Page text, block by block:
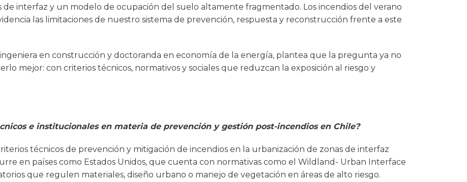
de interfaz y un modelo de ocupación del suelo altamente fragmentado. Los incendios del verano
las limitaciones de nuestro sistema de prevención, respuesta y reconstrucción frente a este
en construcción y doctoranda en economía de la energía, plantea que la pregunta ya no
mejor: con criterios técnicos, normativos y sociales que reduzcan la exposición al riesgo y
e institucionales en materia de prevención y gestión post-incendios en Chile?
técnicos de prevención y mitigación de incendios en la urbanización de zonas de interfaz
en países como Estados Unidos, que cuenta con normativas como el Wildland- Urban Interface
que regulen materiales, diseño urbano o manejo de vegetación en áreas de alto riesgo.